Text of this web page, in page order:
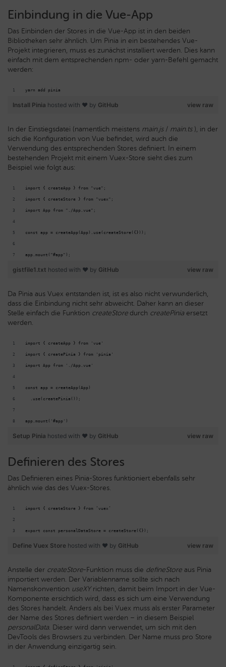
Einbindung in die Vue-App
Das Einbinden der Stores in die Vue-App ist in den beiden
Bibliotheken sehr ähnlich. Um Pinia in ein bestehendes Vue-
Projekt integrieren, muss es zunächst installiert werden. Dies kann
einfach mit dem entsprechenden npm- oder yarn-Befehl gemacht
werden:
yarn add pinia
view raw
Install Pinia hosted with ❤ by GitHub
In der Einstiegsdatei (namentlich meistens main.js/ main.ts), in der
sich die Konfiguration von Vue befindet, wird auch die
Verwendung des entsprechenden Stores definiert. In einem
bestehenden Projekt mit einem Vuex-Store sieht dies zum
Beispiel wie folgt aus:
import { createApp } from "vue";
import { createStore } from "vuex";
import App from "./App.vue";
const app = createApp(App).use(createStore({}));
app.mount("#app");
view raw
gistfile1.txt hosted with ❤ by GitHub
Da Pinia aus Vuex entstanden ist, ist es also nicht verwunderlich,
dass die Einbindung nicht sehr abweicht. Daher kann an dieser
Stelle einfach die Funktion createStore durch createPinia ersetzt
werden.
import { createApp } from 'vue'
import { createPinia } from 'pinia'
import App from './App.vue'
const app = createApp(App)
  .use(createPinia());
app.mount('#app')
view raw
Setup Pinia hosted with ❤ by GitHub
Definieren des Stores
Das Definieren eines Pinia-Stores funktioniert ebenfalls sehr
ähnlich wie das des Vuex-Stores.
import { createStore } from ‘vuex’
export const personalDataStore = createStore({});
view raw
Define Vuex Store hosted with ❤ by GitHub
Anstelle der createStore-Funktion muss die defineStore aus Pinia
importiert werden. Der Variablenname sollte sich nach
Namenskonvention useXYrichten, damit beim Import in der Vue-
Komponente ersichtlich wird, dass es sich um eine Verwendung
des Stores handelt. Anders als bei Vuex muss als erster Parameter
der Name des Stores definiert werden – in diesem Beispiel
personalData. Dieser wird dann verwendet, um sich mit den
DevTools des Browsers zu verbinden. Der Name muss pro Store
in der Anwendung einzigartig sein.